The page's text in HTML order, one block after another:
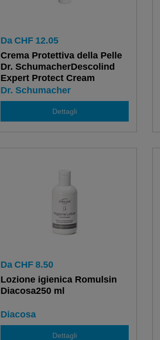
Da CHF 12.05
Crema Protettiva della Pelle
Dr. SchumacherDescolind
Expert Protect Cream
Dr. Schumacher
Dettagli
Da CHF 8.50
Lozione igienica Romulsin
Diacosa250 ml
Diacosa
Dettagli